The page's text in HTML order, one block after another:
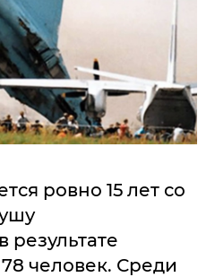
ровно 15 лет со
результате
человек. Среди